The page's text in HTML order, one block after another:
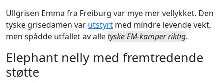
Ullgrisen Emma fra Freiburg var mye mer vellykket. Den
tyske grisedamen var utstyrt med mindre levende vekt,
men spådde utfallet av alle tyske EM-kamper riktig.
Elephant nelly med fremtredende
støtte